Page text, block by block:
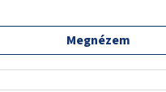
Megnézem